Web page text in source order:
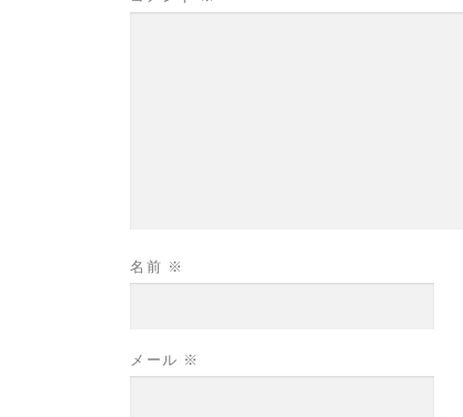
名前 ※
メール ※